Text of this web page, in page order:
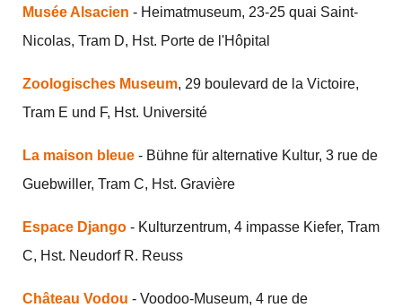
Musée Alsacien - Heimatmuseum, 23-25 quai Saint-
Nicolas, Tram D, Hst. Porte de l'Hôpital
Zoologisches Museum, 29 boulevard de la Victoire,
Tram E und F, Hst. Université
La maison bleue - Bühne für alternative Kultur, 3 rue de
Guebwiller, Tram C, Hst. Gravière
Espace Django - Kulturzentrum, 4 impasse Kiefer, Tram
C, Hst. Neudorf R. Reuss
Château Vodou - Voodoo-Museum, 4 rue de